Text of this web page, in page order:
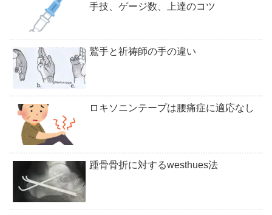
手技、ゲージ数、上達のコツ
鷲手と祈祷師の手の違い
ロキソニンテープは腰痛症に適応なし
踵骨骨折に対するwesthues法